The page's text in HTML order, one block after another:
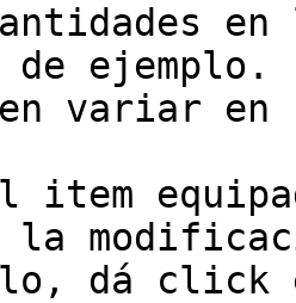
de
variar en
item
la
dá